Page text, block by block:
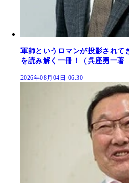
軍師というロマンが投影されて
を読み解く一冊！（呉座勇一著
2026年08月04日 06:30